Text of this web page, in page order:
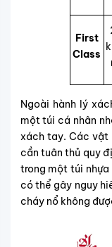
First
Class
Ngoài hành lý
một túi cá nhân
xách tay. Các vật
cần tuân thủ quy
trong một túi
có thể gây nguy
cháy nổ không